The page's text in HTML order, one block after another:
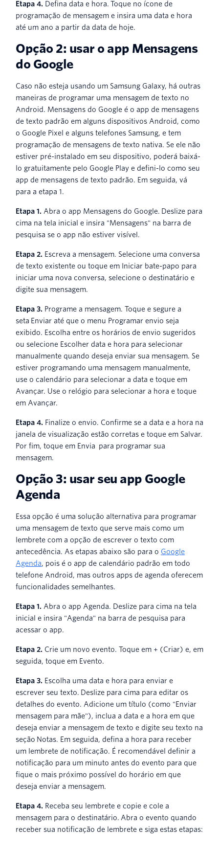
Etapa 4. Defina data e hora. Toque no ícone de
programação de mensagem e insira uma data e hora
até um ano a partir da data de hoje.
Opção 2: usar o app Mensagens
do Google
Caso não esteja usando um Samsung Galaxy, há outras
maneiras de programar uma mensagem de texto no
Android. Mensagens do Google é o app de mensagens
de texto padrão em alguns dispositivos Android, como
o Google Pixel e alguns telefones Samsung, e tem
programação de mensagens de texto nativa. Se ele não
estiver pré-instalado em seu dispositivo, poderá baixá-
lo gratuitamente pelo Google Play e defini-lo como seu
app de mensagens de texto padrão. Em seguida, vá
para a etapa 1.
Etapa 1. Abra o app Mensagens do Google. Deslize para
cima na tela inicial e insira "Mensagens" na barra de
pesquisa se o app não estiver visível.
Etapa 2. Escreva a mensagem. Selecione uma conversa
de texto existente ou toque em Iniciar bate-papo para
iniciar uma nova conversa, selecione o destinatário e
digite sua mensagem.
Etapa 3. Programe a mensagem. Toque e segure a
seta Enviar até que o menu Programar envio seja
exibido. Escolha entre os horários de envio sugeridos
ou selecione Escolher data e hora para selecionar
manualmente quando deseja enviar sua mensagem. Se
estiver programando uma mensagem manualmente,
use o calendário para selecionar a data e toque em
Avançar. Use o relógio para selecionar a hora e toque
em Avançar.
Etapa 4. Finalize o envio. Confirme se a data e a hora na
janela de visualização estão corretas e toque em Salvar.
Por fim, toque em Envia para programar sua
mensagem.
Opção 3: usar seu app Google
Agenda
Essa opção é uma solução alternativa para programar
uma mensagem de texto que serve mais como um
lembrete com a opção de escrever o texto com
antecedência. As etapas abaixo são para o Google
Agenda, pois é o app de calendário padrão em todo
telefone Android, mas outros apps de agenda oferecem
funcionalidades semelhantes.
Etapa 1. Abra o app Agenda. Deslize para cima na tela
inicial e insira "Agenda" na barra de pesquisa para
acessar o app.
Etapa 2. Crie um novo evento. Toque em + (Criar) e, em
seguida, toque em Evento.
Etapa 3. Escolha uma data e hora para enviar e
escrever seu texto. Deslize para cima para editar os
detalhes do evento. Adicione um título (como "Enviar
mensagem para mãe"), inclua a data e a hora em que
deseja enviar a mensagem de texto e digite seu texto na
seção Notas. Em seguida, defina a hora para receber
um lembrete de notificação. É recomendável definir a
notificação para um minuto antes do evento para que
fique o mais próximo possível do horário em que
deseja enviar a mensagem.
Etapa 4. Receba seu lembrete e copie e cole a
mensagem para o destinatário. Abra o evento quando
receber sua notificação de lembrete e siga estas etapas: